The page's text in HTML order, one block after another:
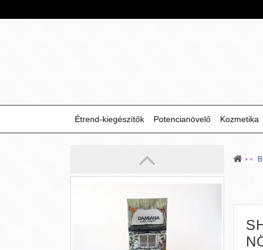
Étrend-kiegészítők Potencianövelő Kozmetika
Damiana
(100 g)